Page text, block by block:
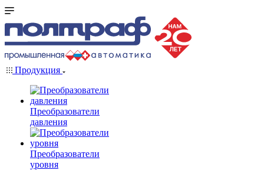
Продукция
Преобразователи
давления
Преобразователи
уровня